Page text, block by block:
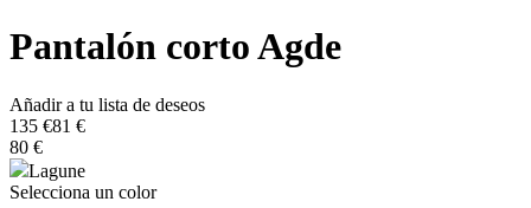
Pantalón cortoAgde
Añadir a tu lista de deseos
135 €81 €
80 €
Lagune
Selecciona un color